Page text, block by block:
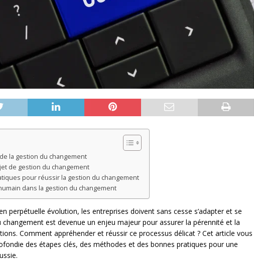
la gestion du changement
de gestion du changement
pour réussir la gestion du changement
dans la gestion du changement
perpétuelle évolution, les entreprises doivent sans cesse s’adapter et se
est devenue un enjeu majeur pour assurer la pérennité et la
Comment appréhender et réussir ce processus délicat ? Cet article vous
des étapes clés, des méthodes et des bonnes pratiques pour une